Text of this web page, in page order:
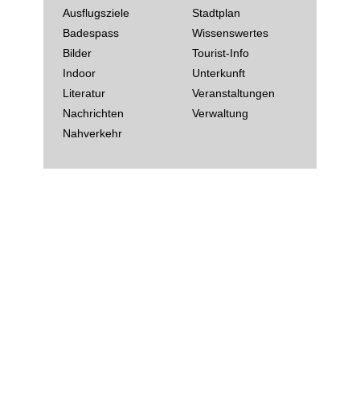
Ausflugsziele
Badespass
Bilder
Indoor
Literatur
Nachrichten
Nahverkehr
Stadtplan
Wissenswertes
Tourist-Info
Unterkunft
Veranstaltungen
Verwaltung